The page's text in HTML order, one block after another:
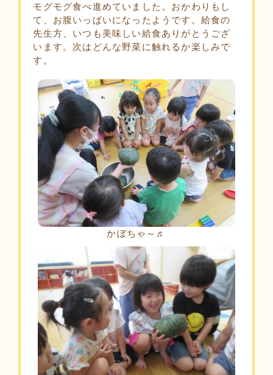
モグモグ食べ進めていました。おかわりもし
て、お腹いっぱいになったようです。給食の
先生方、いつも美味しい給食ありがとうござ
います。次はどんな野菜に触れるか楽しみで
す。
かぼちゃ～♬